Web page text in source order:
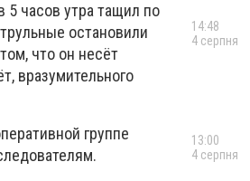
5 часов утра тащил по
остановили
что он несёт
вразумительного
группе
14:48
4 серпня
13:00
4 серпня